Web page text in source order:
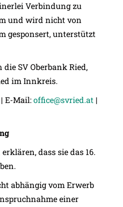
Verbindung zu
und wird nicht von
gesponsert, unterstützt
SV Oberbank Ried,
im Innkreis.
E-Mail:office@svried.at |
dass sie das 16.
abhängig vom Erwerb
einer